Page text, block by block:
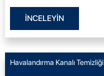
İNCELEYİN
Havalandırma Kanalı Temizliği